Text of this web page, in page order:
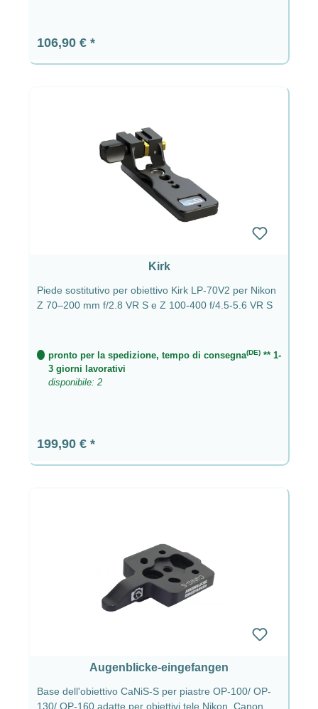
Prezzo normale:
106,90 €
Kirk
Piede sostitutivo per obiettivo Kirk LP-70V2 per Nikon
Z 70–200 mm f/2.8 VR S e Z 100-400 f/4.5-5.6 VR S
pronto per la spedizione, tempo di consegna(DE)** 1-
3 giorni lavorativi
disponibile: 2
Prezzo normale:
199,90 €
Augenblicke-eingefangen
Base dell'obiettivo CaNiS-S per piastre OP-100/ OP-
130/ OP-160 adatte per obiettivi tele Nikon, Canon,